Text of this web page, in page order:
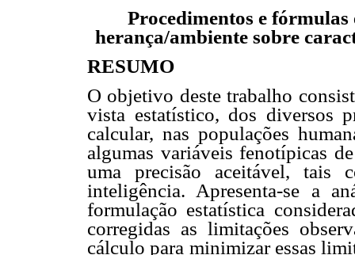
Procedimentos e
herança/ambiente sobre
RESUMO
O objetivo deste trabalho
vista estatístico, dos diversos
calcular, nas populações
algumas variáveis fenotípicas
uma precisão aceitável, tais
inteligência. Apresenta-se a
formulação estatística
corregidas as limitações
cálculo para minimizar essas